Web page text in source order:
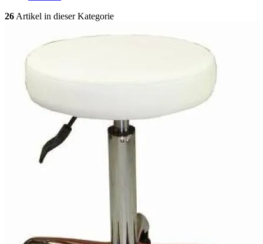
26 Artikel in dieser Kategorie